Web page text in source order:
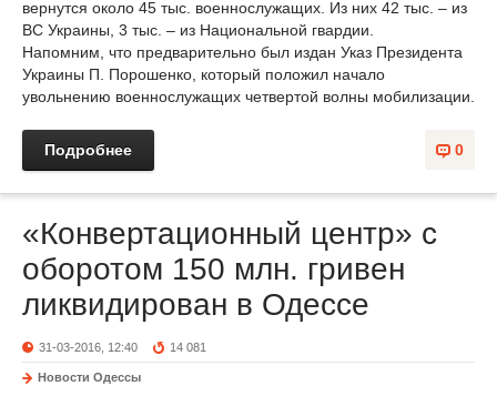
вернутся около 45 тыс. военнослужащих. Из них 42 тыс. – из
ВС Украины, 3 тыс. – из Национальной гвардии.
Напомним, что предварительно был издан Указ Президента
Украины П. Порошенко, который положил начало
увольнению военнослужащих четвертой волны мобилизации.
0
Подробнее
«Конвертационный центр» с
оборотом 150 млн. гривен
ликвидирован в Одессе
31-03-2016, 12:40 14 081
Новости Одессы